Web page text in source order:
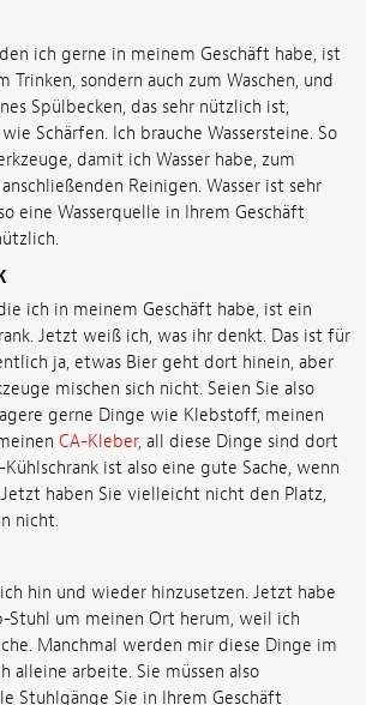
ich gerne in meinem Geschäft habe, ist
Trinken, sondern auch zum Waschen, und
Spülbecken, das sehr nützlich ist,
Schärfen. Ich brauche Wassersteine. So
damit ich Wasser habe, zum
Reinigen. Wasser ist sehr
eine Wasserquelle in Ihrem Geschäft
ich in meinem Geschäft habe, ist ein
Jetzt weiß ich, was ihr denkt. Das ist für
ja, etwas Bier geht dort hinein, aber
mischen sich nicht. Seien Sie also
gerne Dinge wie Klebstoff, meinen
CA-Kleber, all diese Dinge sind dort
ist also eine gute Sache, wenn
haben Sie vielleicht nicht den Platz,
nicht.
hin und wieder hinzusetzen. Jetzt habe
Stuhl um meinen Ort herum, weil ich
Manchmal werden mir diese Dinge im
alleine arbeite. Sie müssen also
Stuhlgänge Sie in Ihrem Geschäft